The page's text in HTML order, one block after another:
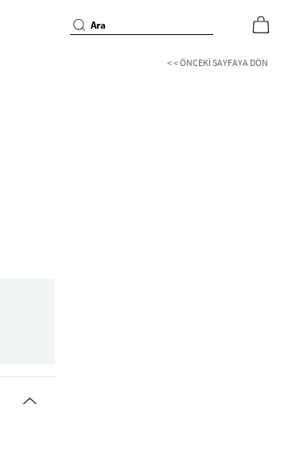
< < ÖNCEKI SAYFAYA DÖN